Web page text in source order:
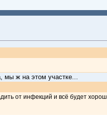
ж на этом участке...
от инфекций и всё будет